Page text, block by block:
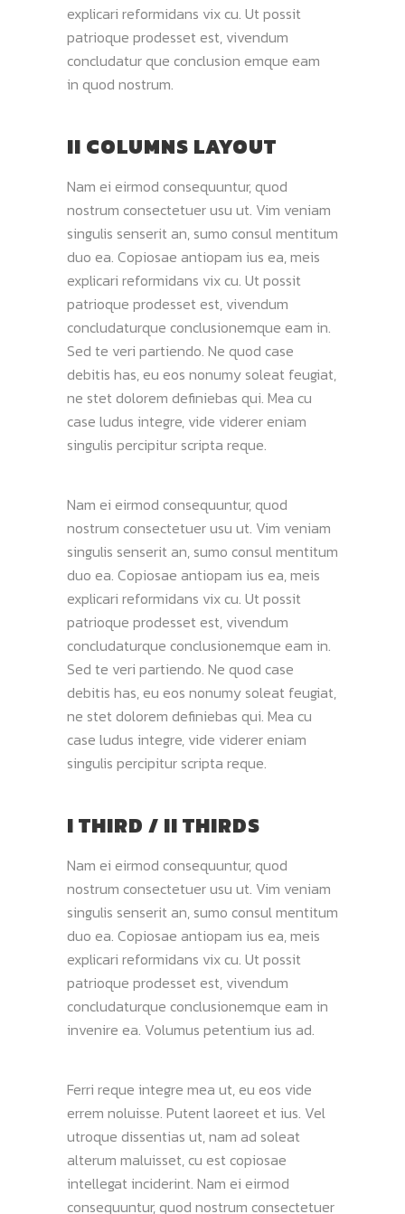
explicari reformidans vix cu. Ut possit
patrioque prodesset est, vivendum
concludatur que conclusion emque eam
in quod nostrum.
II COLUMNS LAYOUT
Nam ei eirmod consequuntur, quod
nostrum consectetuer usu ut. Vim veniam
singulis senserit an, sumo consul mentitum
duo ea. Copiosae antiopam ius ea, meis
explicari reformidans vix cu. Ut possit
patrioque prodesset est, vivendum
concludaturque conclusionemque eam in.
Sed te veri partiendo. Ne quod case
debitis has, eu eos nonumy soleat feugiat,
ne stet dolorem definiebas qui. Mea cu
case ludus integre, vide viderer eniam
singulis percipitur scripta reque.
Nam ei eirmod consequuntur, quod
nostrum consectetuer usu ut. Vim veniam
singulis senserit an, sumo consul mentitum
duo ea. Copiosae antiopam ius ea, meis
explicari reformidans vix cu. Ut possit
patrioque prodesset est, vivendum
concludaturque conclusionemque eam in.
Sed te veri partiendo. Ne quod case
debitis has, eu eos nonumy soleat feugiat,
ne stet dolorem definiebas qui. Mea cu
case ludus integre, vide viderer eniam
singulis percipitur scripta reque.
I THIRD / II THIRDS
Nam ei eirmod consequuntur, quod
nostrum consectetuer usu ut. Vim veniam
singulis senserit an, sumo consul mentitum
duo ea. Copiosae antiopam ius ea, meis
explicari reformidans vix cu. Ut possit
patrioque prodesset est, vivendum
concludaturque conclusionemque eam in
invenire ea. Volumus petentium ius ad.
Ferri reque integre mea ut, eu eos vide
errem noluisse. Putent laoreet et ius. Vel
utroque dissentias ut, nam ad soleat
alterum maluisset, cu est copiosae
intellegat inciderint. Nam ei eirmod
consequuntur, quod nostrum consectetuer